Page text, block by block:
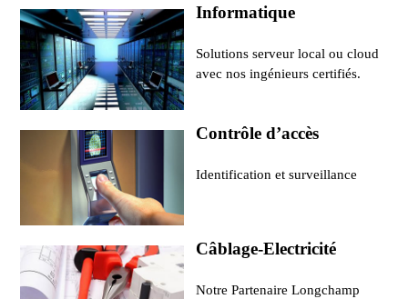
Informatique
Solutions serveur local ou cloud
avec nos ingénieurs certifiés.
Contrôle d’accès
Identification et surveillance
Câblage-Electricité
Notre Partenaire Longchamp